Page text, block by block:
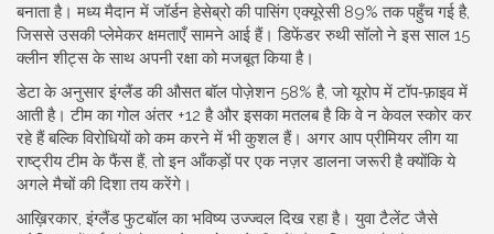
बनाता है। मध्य मैदान में जॉर्डन हेसेब्रो की पासिंग एक्यूरेसी 89% तक पहुँच गई है,
जिससे उसकी प्लेमेकर क्षमताएँ सामने आई हैं। डिफेंडर रुथी सॉलो ने इस साल 15
क्लीन शीट्स के साथ अपनी रक्षा को मजबूत किया है।
डेटा के अनुसार इंग्लैंड की औसत बॉल पोज़ेशन 58% है, जो यूरोप में टॉप‑फ़ाइव में
आती है। टीम का गोल अंतर +12 है और इसका मतलब है कि वे न केवल स्कोर कर
रहे हैं बल्कि विरोधियों को कम करने में भी कुशल हैं। अगर आप प्रीमियर लीग या
राष्ट्रीय टीम के फैंस हैं, तो इन आँकड़ों पर एक नज़र डालना जरूरी है क्योंकि ये
अगले मैचों की दिशा तय करेंगे।
आख़िरकार, इंग्लैंड फुटबॉल का भविष्य उज्ज्वल दिख रहा है। युवा टैलेंट जैसे